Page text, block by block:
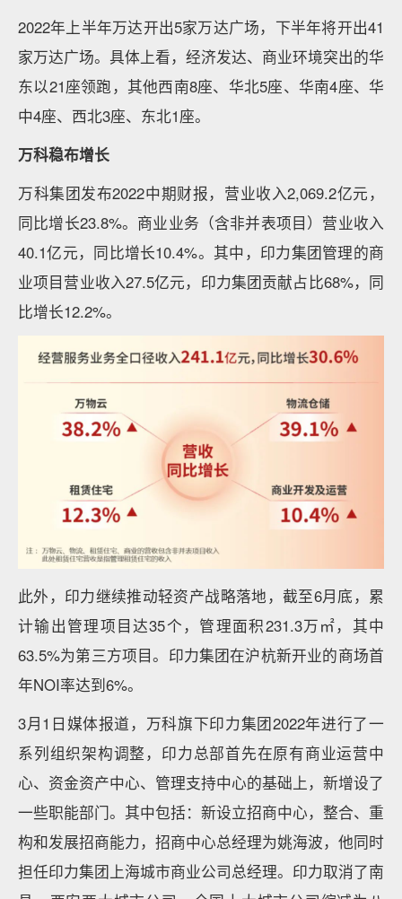
2022年上半年万达开出5家万达广场，下半年将开出41
家万达广场。具体上看，经济发达、商业环境突出的华
东以21座领跑，其他西南8座、华北5座、华南4座、华
中4座、西北3座、东北1座。
万科稳布增长
万科集团发布2022中期财报，营业收入2,069.2亿元，
同比增长23.8%。商业业务（含非并表项目）营业收入
40.1亿元，同比增长10.4%。其中，印力集团管理的商
业项目营业收入27.5亿元，印力集团贡献占比68%，同
比增长12.2%。
此外，印力继续推动轻资产战略落地，截至6月底，累
计输出管理项目达35个，管理面积231.3万㎡，其中
63.5%为第三方项目。印力集团在沪杭新开业的商场首
年NOI率达到6%。
3月1日媒体报道，万科旗下印力集团2022年进行了一
系列组织架构调整，印力总部首先在原有商业运营中
心、资金资产中心、管理支持中心的基础上，新增设了
一些职能部门。其中包括：新设立招商中心，整合、重
构和发展招商能力，招商中心总经理为姚海波，他同时
担任印力集团上海城市商业公司总经理。印力取消了南